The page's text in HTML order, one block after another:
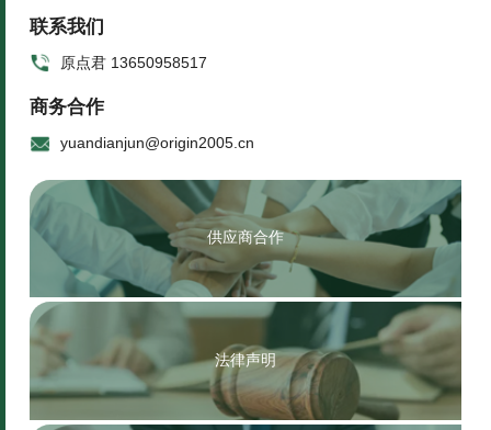
联系我们
原点君 13650958517
商务合作
yuandianjun@origin2005.cn
供应商合作
法律声明